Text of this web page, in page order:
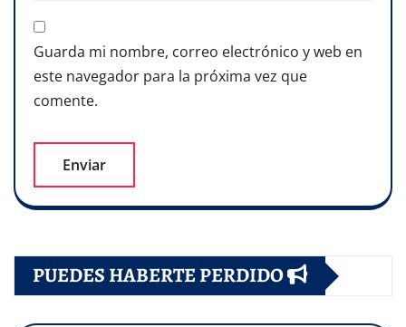
Guarda mi nombre, correo electrónico y web en
este navegador para la próxima vez que
comente.
PUEDES HABERTE PERDIDO